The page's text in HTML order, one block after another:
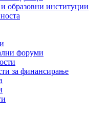
образовни институции
форуми
за финансирање